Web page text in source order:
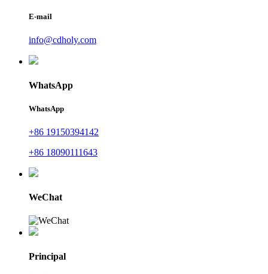
E-mail
info@cdholy.com
WhatsApp
WhatsApp
+86 19150394142
+86 18090111643
WeChat
Principal